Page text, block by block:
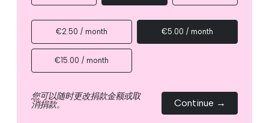
€2.50 / month €5.00 / month
€15.00 / month
您可以随时更改捐款金额或取
消捐款。 Continue →